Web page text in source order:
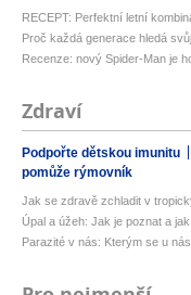
RECEPT: Perfektní letní
Proč každá generace hledá
Recenze: nový Spider-Man je
Zdraví
Podpořte dětskou imunitu
pomůže rýmovník
Jak se zdravě zchladit v
Úpal a úžeh: Jak je poznat a
Parazité v nás: Kterým se u